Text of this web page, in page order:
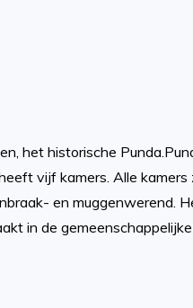
het historische
vijf kamers. Alle
en muggenwerend.
in de